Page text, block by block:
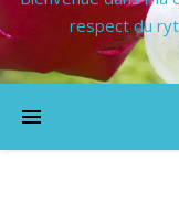
respect du